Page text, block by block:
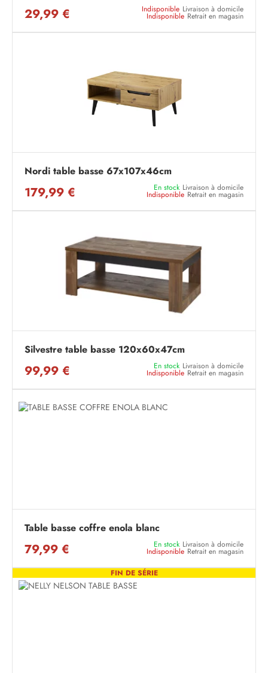
29,99 € Indisponible Livraison à domicile
Indisponible Retrait en magasin
Nordi table basse 67x107x46cm
179,99 € En stock Livraison à domicile
Indisponible Retrait en magasin
Silvestre table basse 120x60x47cm
99,99 € En stock Livraison à domicile
Indisponible Retrait en magasin
Table basse coffre enola blanc
79,99 € En stock Livraison à domicile
Indisponible Retrait en magasin
FIN DE SÉRIE